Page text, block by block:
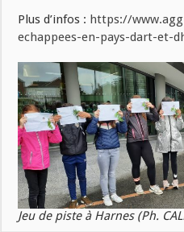
Plus d’infos : https://
echappees-en-pays-dart-et-
Jeu de piste à Harnes (Ph.